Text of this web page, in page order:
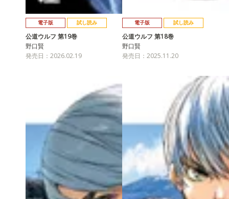
電子版 試し読み
公道ウルフ 第19巻
野口賢
発売日：2026.02.19
電子版 試し読み
公道ウルフ 第18巻
野口賢
発売日：2025.11.20